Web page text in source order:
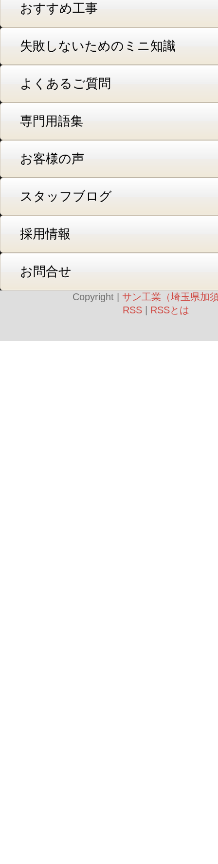
おすすめ工事
失敗しないためのミニ知識
よくあるご質問
専門用語集
お客様の声
スタッフブログ
採用情報
お問合せ
Copyright | サン工業（埼玉県加
RSS| RSSとは